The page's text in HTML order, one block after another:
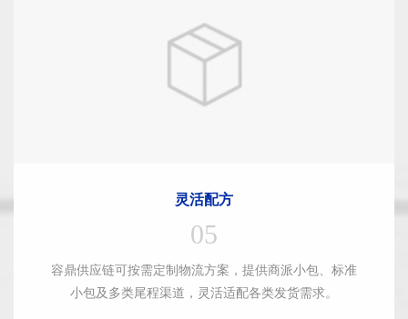
灵活配方
05
容鼎供应链可按需定制物流方案，提供商派小包、标准
小包及多类尾程渠道，灵活适配各类发货需求。